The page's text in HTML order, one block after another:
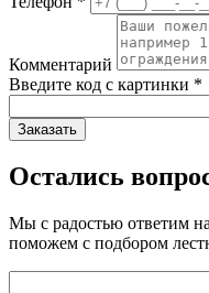
Комментарий
Введите код с картинки *
Заказать
Остались
Мы с радостью ответим
поможем с подбором